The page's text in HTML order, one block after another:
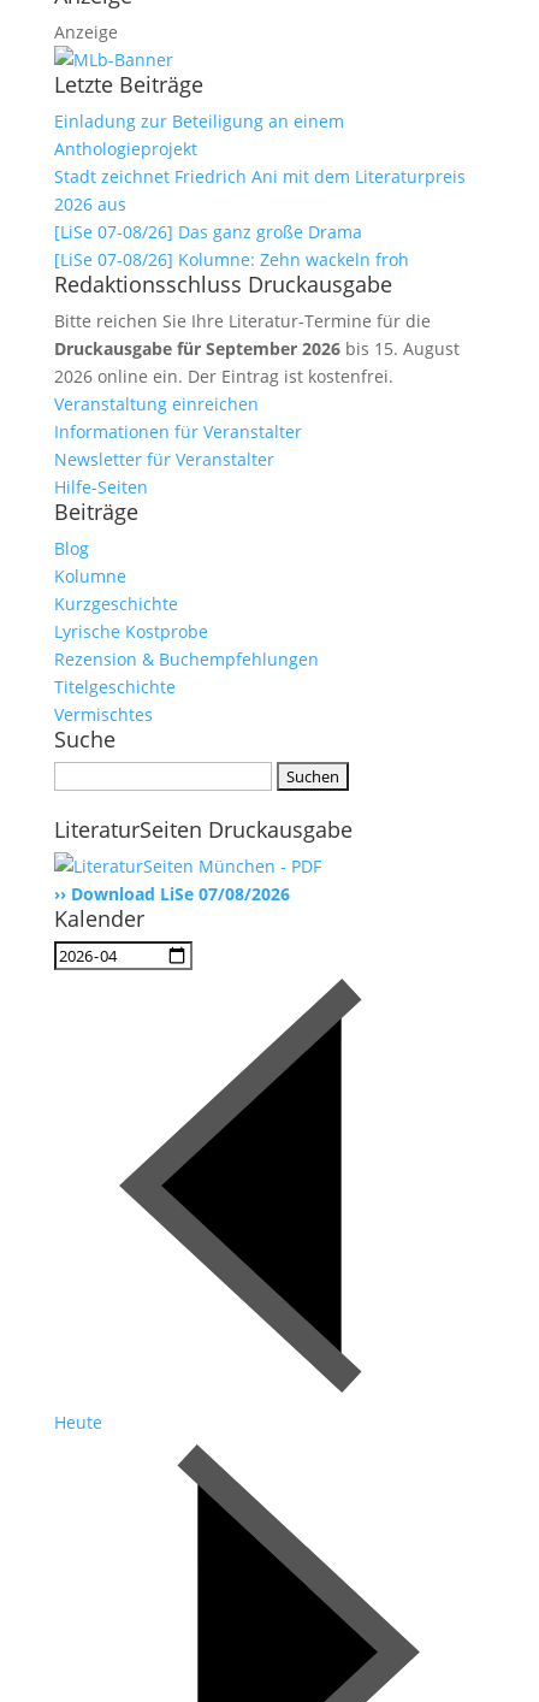
Anzeige
Letzte Beiträge
Einladung zur Beteiligung an einem
Anthologieprojekt
Stadt zeichnet Friedrich Ani mit dem Literaturpreis
2026 aus
[LiSe 07-08/26] Das ganz große Drama
[LiSe 07-08/26] Kolumne: Zehn wackeln froh
Redaktionsschluss Druckausgabe
Bitte reichen Sie Ihre Literatur-Termine für die
Druckausgabe für September 2026bis 15. August
2026 online ein. Der Eintrag ist kostenfrei.
Veranstaltung einreichen
Informationen für Veranstalter
Newsletter für Veranstalter
Hilfe-Seiten
Beiträge
Blog
Kolumne
Kurzgeschichte
Lyrische Kostprobe
Rezension & Buchempfehlungen
Titelgeschichte
Vermischtes
Suche
LiteraturSeiten Druckausgabe
›› Download LiSe 07/08/2026
Kalender
Heute